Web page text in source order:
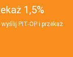
1,5%
PIT‑OP i przekaż